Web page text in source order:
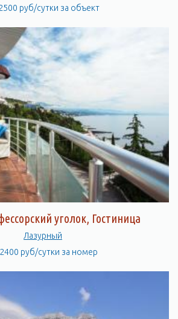
руб/сутки за объект
уголок, Гостиница
Лазурный
руб/сутки за номер